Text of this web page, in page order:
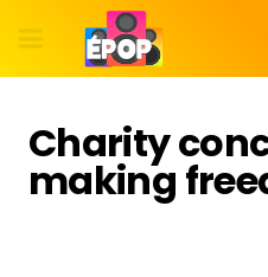
Charity
making